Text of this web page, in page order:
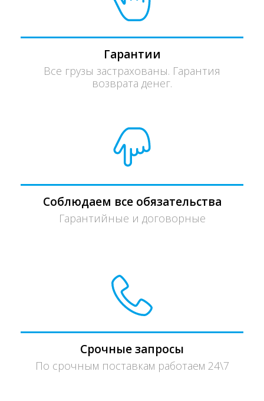
Гарантии
Все грузы застрахованы. Гарантия
возврата денег.
Соблюдаем все обязательства
Гарантийные и договорные
Срочные запросы
По срочным поставкам работаем 24\7